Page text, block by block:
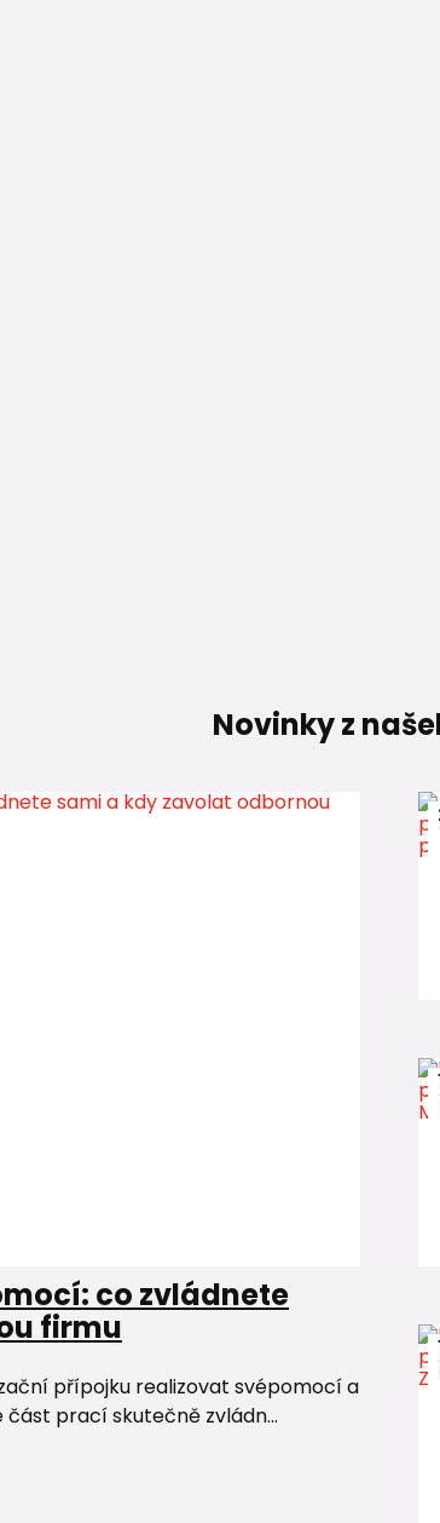
Novinky z
co zvládnete
firmu
přípojku realizovat svépomocí a
prací skutečně zvládn...